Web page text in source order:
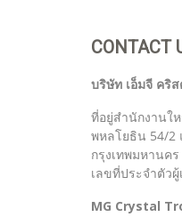
CONTACT
บริษัท เอ็มจี คริ
ที่อยู่สำนักงานใ
พหลโยธิน 54/2
กรุงเทพมหานค
เลขที่ประจำตัว
MG Crystal